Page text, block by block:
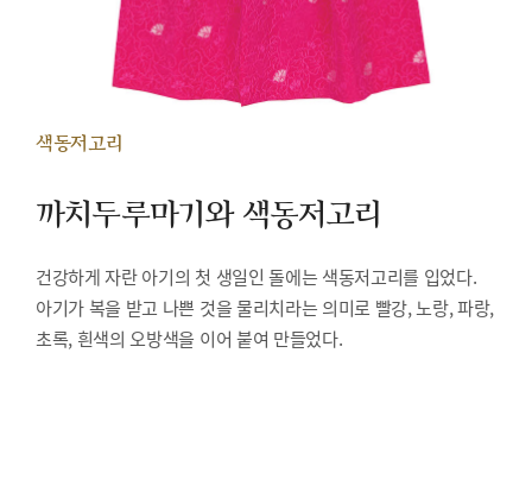
색동저고리
까치두루마기와 색동저고리
건강하게 자란 아기의 첫 생일인 돌에는 색동저고리를 입었다.
아기가 복을 받고 나쁜 것을 물리치라는 의미로 빨강, 노랑, 파랑,
초록, 흰색의 오방색을 이어 붙여 만들었다.